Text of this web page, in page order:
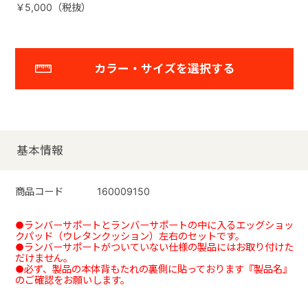
￥5,000（税抜）
カラー・サイズを選択する
基本情報
商品コード 160009150
●ランバーサポートとランバーサポートの中に入るエッグショッ
クパッド（ウレタンクッション）左右のセットです。
●ランバーサポートがついていない仕様の製品にはお取り付けた
だけません。
●必ず、製品の本体背もたれの裏側に貼っております『製品名』
のご確認をお願いします。